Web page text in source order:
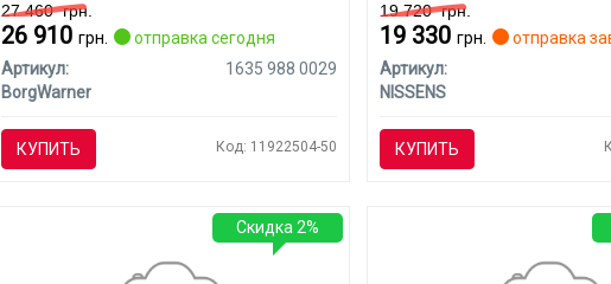
27 460грн.
26 910 грн.
отправка сегодня
Артикул:
1635 988 0029
BorgWarner
КУПИТЬ Код: 11922504-50
19 720грн.
19 330грн.
отправка
Артикул:
NISSENS
КУПИТЬ
Скидка 2%